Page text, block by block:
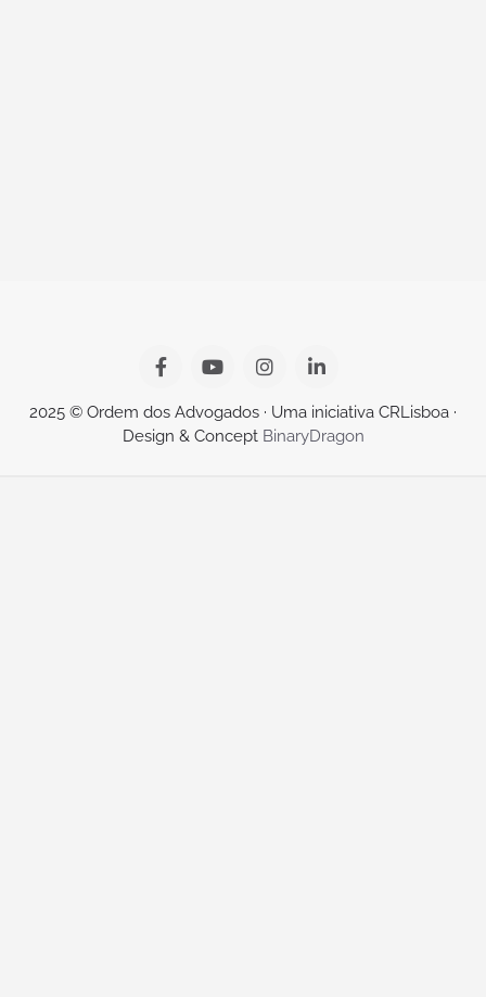
2025 © Ordem dos Advogados · Uma iniciativa CRLisboa ·
Design & Concept BinaryDragon